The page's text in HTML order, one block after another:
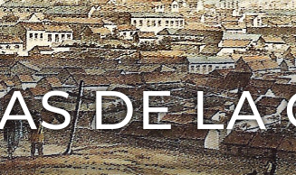
DE LA